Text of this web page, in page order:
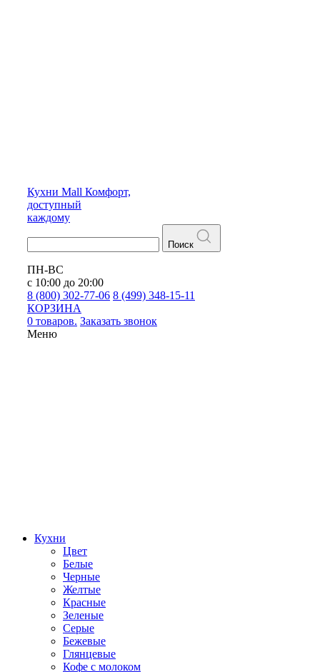
Кухни Mall Комфорт,
доступный
каждому
Поиск
ПН-ВС
с 10:00 до 20:00
8 (800) 302-77-06 8 (499) 348-15-11
КОРЗИНА
0 товаров. Заказать звонок
Меню
Кухни
Цвет
Белые
Черные
Желтые
Красные
Зеленые
Серые
Бежевые
Глянцевые
Кофе с молоком